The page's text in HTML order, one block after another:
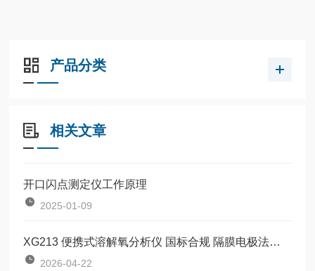
产品分类
相关文章
开口闪点测定仪工作原理
2025-01-09
XG213 便携式溶解氧分析仪 国标合规 隔膜电极法微量溶氧现场专用检测设备
2026-04-22